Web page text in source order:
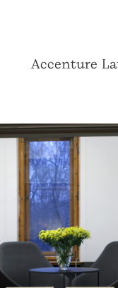
Accenture